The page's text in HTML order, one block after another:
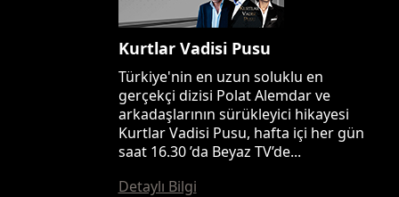
Kurtlar Vadisi Pusu
Türkiye'nin en uzun soluklu en
gerçekçi dizisi Polat Alemdar ve
arkadaşlarının sürükleyici hikayesi
Kurtlar Vadisi Pusu, hafta içi her gün
saat 16.30 ’da Beyaz TV’de...
Detaylı Bilgi